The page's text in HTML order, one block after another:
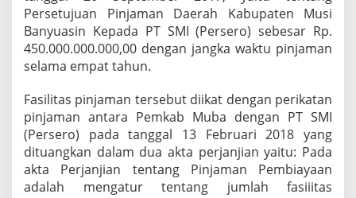
Persetujuan Pinjaman Daerah Kabupaten Musi
Banyuasin Kepada PT SMI (Persero) sebesar Rp.
450.000.000.000,00 dengan jangka waktu pinjaman
selama empat tahun.
Fasilitas pinjaman tersebut diikat dengan perikatan
pinjaman antara Pemkab Muba dengan PT SMI
(Persero) pada tanggal 13 Februari 2018 yang
dituangkan dalam dua akta perjanjian yaitu: Pada
akta Perjanjian tentang Pinjaman Pembiayaan
adalah mengatur tentang jumlah fasiiitas